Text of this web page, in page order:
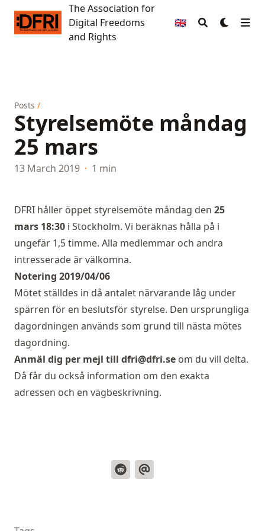
The Association for Digital Freedoms and Rights
The Association for
Digital Freedoms
and Rights
🇬🇧
Posts /
Styrelsemöte måndag
25 mars
13 March 2019 · 1 min
DFRI håller öppet styrelsemöte måndag den 25
mars 18:30 i Stockholm. Vi beräknas hålla på i
ungefär 1,5 timme. Alla medlemmar och andra
intresserade är välkomna.
Notering 2019/04/06
Mötet ställdes in då antalet närvarande låg under
spärren för en beslutsför styrelse. Den ursprungliga
dagordningen används som grund till nästa mötes
dagordning.
Anmäl dig per mejl till dfri@dfri.se om du vill delta.
Då får du också information om den exakta
adressen och en vägbeskrivning.